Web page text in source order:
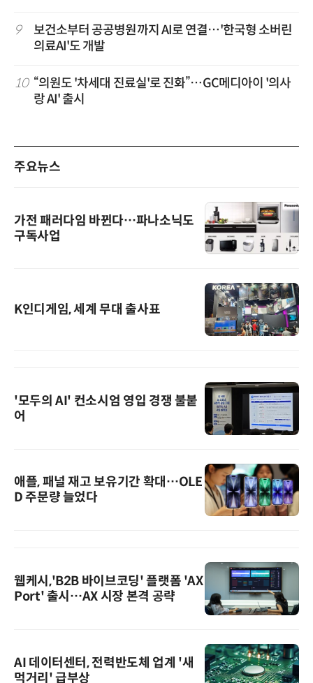
9
보건소부터 공공병원까지 AI로 연결…'한국형 소버린
의료AI'도 개발
10 “의원도 '차세대 진료실'로 진화”…GC메디아이 '의사
랑 AI' 출시
주요뉴스
가전 패러다임 바뀐다…파나소닉도
구독사업
K인디게임, 세계 무대 출사표
'모두의 AI' 컨소시엄 영입 경쟁 불붙
어
애플, 패널 재고 보유기간 확대…OLE
D 주문량 늘었다
웹케시,'B2B 바이브코딩' 플랫폼 'AX
Port' 출시…AX 시장 본격 공략
AI 데이터센터, 전력반도체 업계 '새
먹거리' 급부상